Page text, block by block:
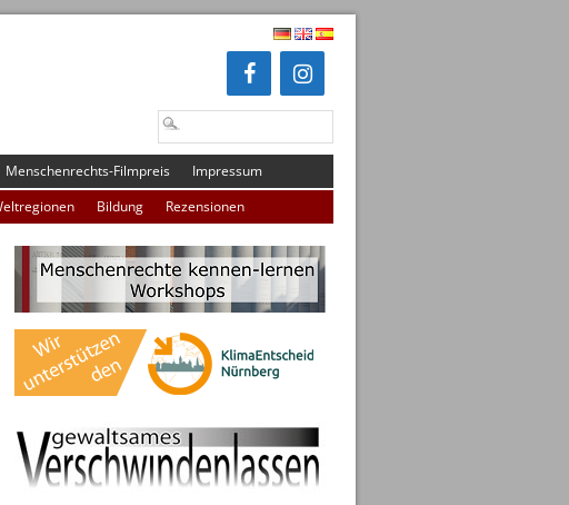
Menschenrechts-Filmpreis
Impressum
Bildung Rezensionen